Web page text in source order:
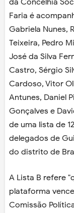
da Concelhia
Faria é
Gabriela Nunes,
Teixeira, Pedro
José da Silva
Castro, Sérgio
Cardoso, Vitor
Antunes, Daniel
Gonçalves e
de uma lista de
delegados de
do distrito de
A Lista B refere
plataforma
Comissão